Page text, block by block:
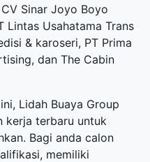
Sinar Joyo Boyo
Lintas Usahatama Trans
& karoseri, PT Prima
dan The Cabin
Lidah Buaya Group
kerja terbaru untuk
Bagi anda calon
memiliki